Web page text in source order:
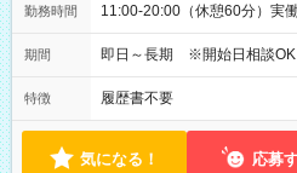
勤務時間 11:00-20:00（休憩60分）実
期間 即日～長期 ※開始日相談OK
特徴 履歴書不要
気になる！ 応募